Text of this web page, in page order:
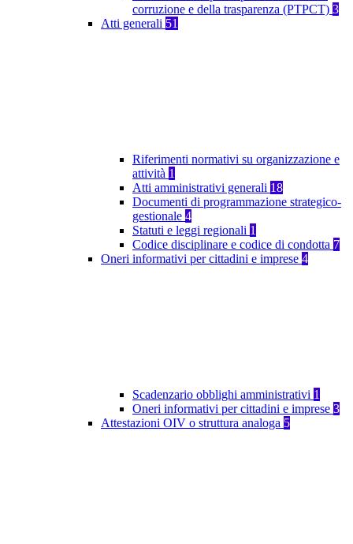
corruzione e della trasparenza (PTPCT) 3
Atti generali 51
Riferimenti normativi su organizzazione e
attività 1
Atti amministrativi generali 18
Documenti di programmazione strategico-
gestionale 4
Statuti e leggi regionali 1
Codice disciplinare e codice di condotta 7
Oneri informativi per cittadini e imprese 4
Scadenzario obblighi amministrativi 1
Oneri informativi per cittadini e imprese 3
Attestazioni OIV o struttura analoga 5